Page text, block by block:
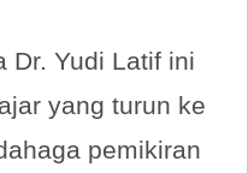
Dr. Yudi Latif ini
yang turun ke
pemikiran